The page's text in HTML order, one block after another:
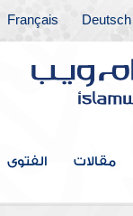
Deutsch
Français
مقالات الفتوى